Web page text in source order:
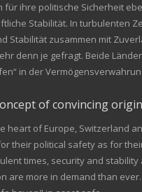
für ihre politische Sicherheit
Stabilität. In turbulenten
Stabilität zusammen mit
denn je gefragt. Beide
in der
of convincing origin
heart of Europe, Switzerland
their political safety as for
times, security and
are more in demand than EM